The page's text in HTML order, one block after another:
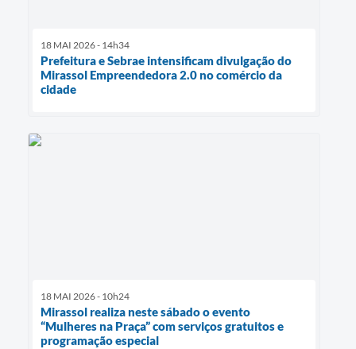
18 MAI 2026 - 14h34
Prefeitura e Sebrae intensificam divulgação do
Mirassol Empreendedora 2.0 no comércio da
cidade
18 MAI 2026 - 10h24
Mirassol realiza neste sábado o evento
“Mulheres na Praça” com serviços gratuitos e
programação especial